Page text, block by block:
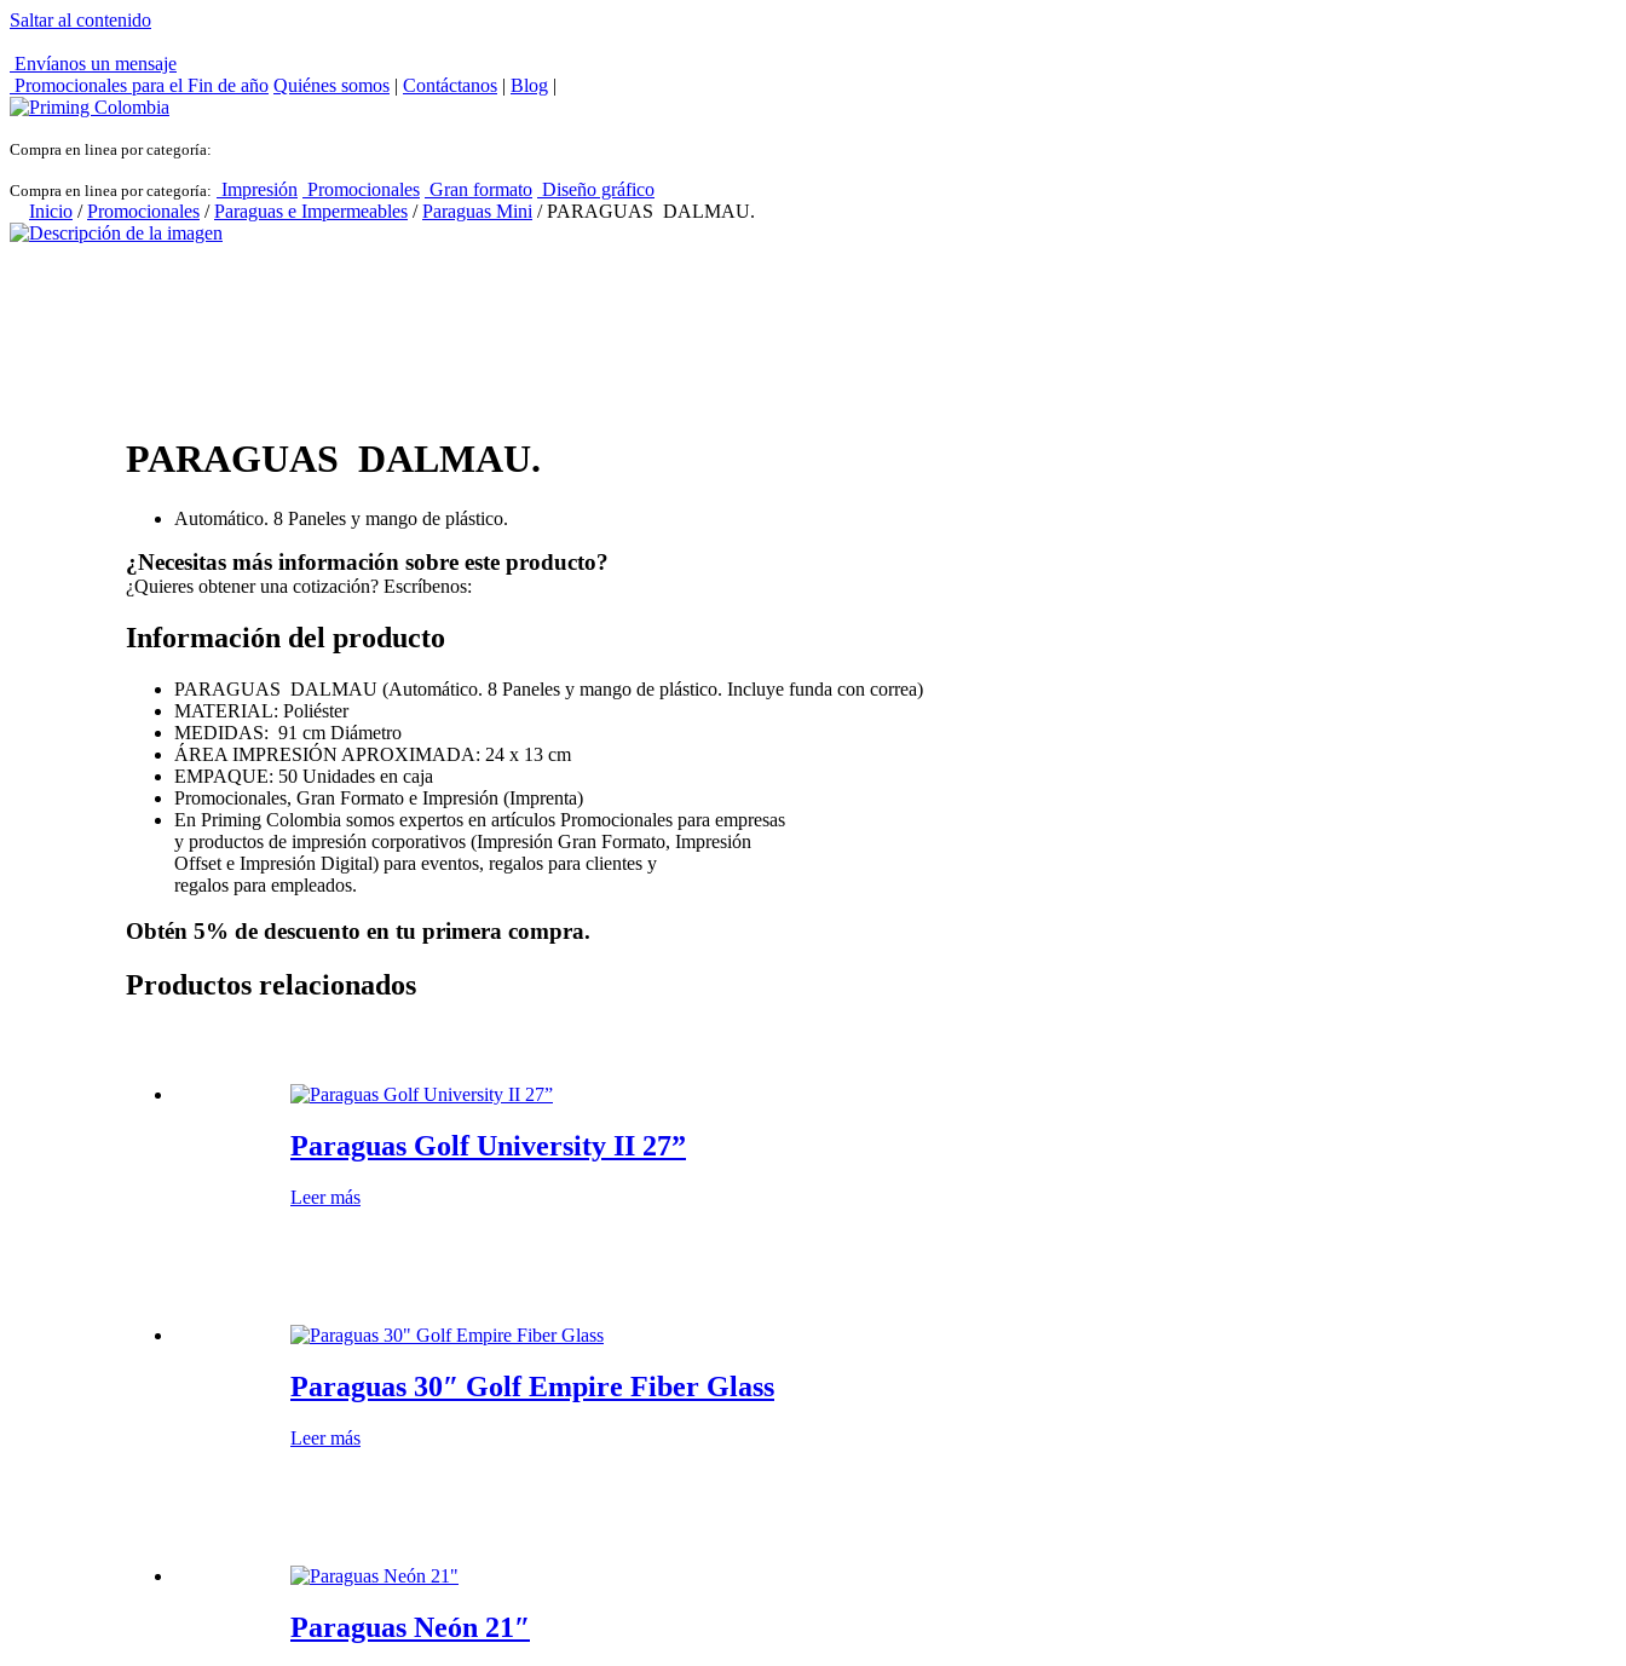
Saltar al contenido
Envíanos un mensaje
Promocionales para el Fin de año Quiénes somos | Contáctanos | Blog |
Compra en linea por categoría:
Compra en linea por categoría: Impresión Promocionales Gran formato Diseño gráfico
Inicio /Promocionales /Paraguas e Impermeables /Paraguas Mini / PARAGUAS DALMAU.
PARAGUAS DALMAU.
Automático. 8 Paneles y mango de plástico.
¿Necesitas más información sobre este producto?
¿Quieres obtener una cotización? Escríbenos:
Información del producto
PARAGUAS DALMAU (Automático. 8 Paneles y mango de plástico. Incluye funda con correa)
MATERIAL: Poliéster
MEDIDAS: 91 cm Diámetro
ÁREA IMPRESIÓN APROXIMADA: 24 x 13 cm
EMPAQUE: 50 Unidades en caja
Promocionales, Gran Formato e Impresión (Imprenta)
En Priming Colombia somos expertos en artículos Promocionales para empresas
y productos de impresión corporativos (Impresión Gran Formato, Impresión
Offset e Impresión Digital) para eventos, regalos para clientes y
regalos para empleados.
Obtén 5% de descuento en tu primera compra.
Productos relacionados
Paraguas Golf University II 27”
Leer más
Paraguas 30″ Golf Empire Fiber Glass
Leer más
Paraguas Neón 21″